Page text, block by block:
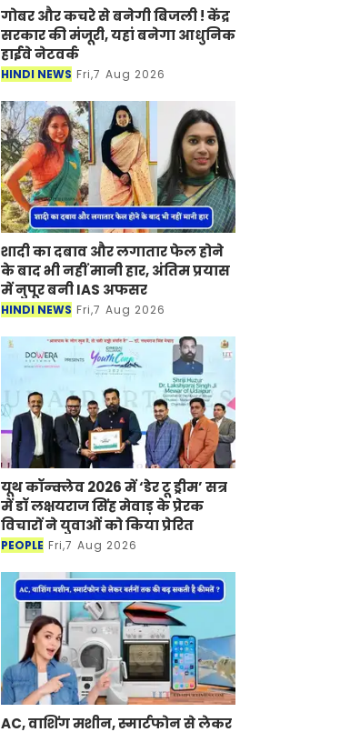
गोबर और कचरे से बनेगी बिजली ! केंद्र
सरकार की मंजूरी, यहां बनेगा आधुनिक
हाईवे नेटवर्क
HINDI NEWS Fri,7 Aug 2026
शादी का दबाव और लगातार फेल होने
के बाद भी नहीं मानी हार, अंतिम प्रयास
में नुपूर बनी IAS अफसर
HINDI NEWS Fri,7 Aug 2026
यूथ कॉन्क्लेव 2026 में ‘डेर टू ड्रीम’ सत्र
में डॉ लक्षयराज सिंह मेवाड़ के प्रेरक
विचारों ने युवाओं को किया प्रेरित
PEOPLE Fri,7 Aug 2026
AC, वाशिंग मशीन, स्मार्टफोन से लेकर